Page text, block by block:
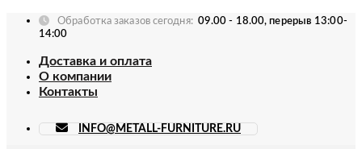
Skip
Обработка заказов сегодня: 09.00 - 18.00, перерыв 13:00-
14:00
Доставка и оплата
О компании
Контакты
INFO@METALL-FURNITURE.RU